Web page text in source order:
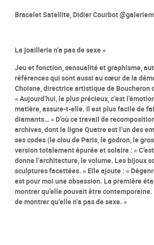
Bracelet Satellite, Didier Courbot
La joaillerie n’a pas de sexe »
Jeu et fonction, sensualité et graphisme,
références qui sont aussi au cœur de la
Choisne, directrice artistique de Boucheron
« Aujourd’hui, le plus précieux, c’est
matière, assure-t-elle. Il est plus facile de
diamants… » D’où ce travail de
archives, dont la ligne Quatre est l’un des
ses codes (le clou de Paris, le godron, le
version totalement épurée et solaire : «
donne l’architecture, le volume. Les bijoux
sculptures facettées. » Elle ajoute : «
est pour moi une obsession. La première
montrer qu’elle pouvait être
de montrer qu’elle n’a pas de sexe. »